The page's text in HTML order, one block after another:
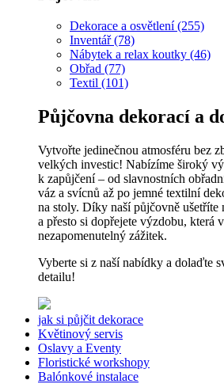
Dekorace a osvětlení (255)
Inventář (78)
Nábytek a relax koutky (46)
Obřad (77)
Textil (101)
Půjčovna dekorací a
Vytvořte jedinečnou atmosféru bez
velkých investic! Nabízíme široký
k zapůjčení – od slavnostních
váz a svícnů až po jemné textilní
na stoly. Díky naší půjčovně ušetříte
a přesto si dopřejete výzdobu, která
nezapomenutelný zážitek.
Vyberte si z naší nabídky a dolaďte
detailu!
jak si půjčit dekorace
Květinový servis
Oslavy a Eventy
Floristické workshopy
Balónkové instalace